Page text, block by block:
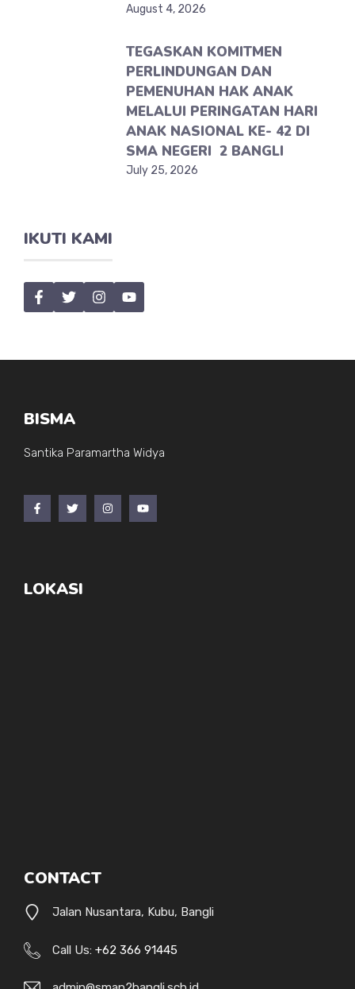
August 4, 2026
TEGASKAN KOMITMEN
PERLINDUNGAN DAN
PEMENUHAN HAK ANAK
MELALUI PERINGATAN HARI
ANAK NASIONAL KE- 42 DI
SMA NEGERI 2 BANGLI
July 25, 2026
IKUTI KAMI
BISMA
Santika Paramartha Widya
LOKASI
CONTACT
Jalan Nusantara, Kubu, Bangli
Call Us: +62 366 91445